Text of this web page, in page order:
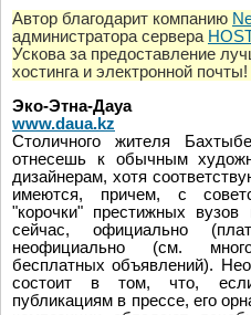
Автор благодарит компанию
администратора сервера
Ускова за предоставление
хостинга и электронной почты!
Эко-Этна-Дауа
www.daua.kz
Столичного жителя
отнесешь к обычным
дизайнерам, хотя
имеются, причем, с
"корочки" престижных вузов
сейчас, официально
неофициально (см.
бесплатных объявлений).
состоит в том, что,
публикациям в прессе, его